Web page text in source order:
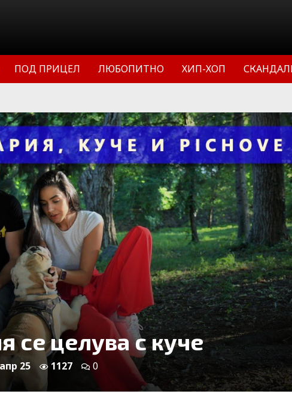
ПОД ПРИЦЕЛ ЛЮБОПИТНО ХИП-ХОП
се целува с куче
25 1127 0